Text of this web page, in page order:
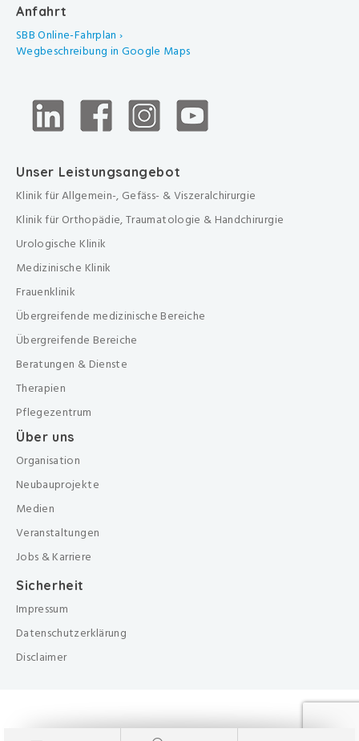
Anfahrt
SBB Online-Fahrplan ›
Wegbeschreibung in Google Maps
Unser Leistungsangebot
Klinik für Allgemein-, Gefäss- & Viszeralchirurgie
Klinik für Orthopädie, Traumatologie & Handchirurgie
Urologische Klinik
Medizinische Klinik
Frauenklinik
Übergreifende medizinische Bereiche
Übergreifende Bereiche
Beratungen & Dienste
Therapien
Pflegezentrum
Über uns
Organisation
Neubauprojekte
Medien
Veranstaltungen
Jobs & Karriere
Sicherheit
Impressum
Datenschutzerklärung
Disclaimer